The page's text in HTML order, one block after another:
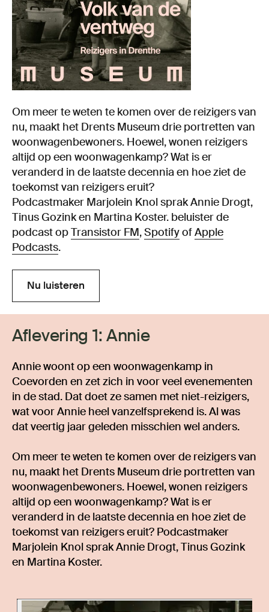
Om meer te weten te komen over de reizigers van
nu, maakt het Drents Museum drie portretten van
woonwagenbewoners. Hoewel, wonen reizigers
altijd op een woonwagenkamp? Wat is er
veranderd in de laatste decennia en hoe ziet de
toekomst van reizigers eruit?
Podcastmaker Marjolein Knol sprak Annie Drogt,
Tinus Gozink en Martina Koster. beluister de
podcast opTransistor FM,SpotifyofApple
Podcasts.
Nu luisteren
Nu luisteren
Aflevering 1: Annie
Annie woont op een woonwagenkamp in
Coevorden en zet zich in voor veel evenementen
in de stad. Dat doet ze samen met niet-reizigers,
wat voor Annie heel vanzelfsprekend is. Al was
dat veertig jaar geleden misschien wel anders.
Om meer te weten te komen over de reizigers van
nu, maakt het Drents Museum drie portretten van
woonwagenbewoners. Hoewel, wonen reizigers
altijd op een woonwagenkamp? Wat is er
veranderd in de laatste decennia en hoe ziet de
toekomst van reizigers eruit? Podcastmaker
Marjolein Knol sprak Annie Drogt, Tinus Gozink
en Martina Koster.